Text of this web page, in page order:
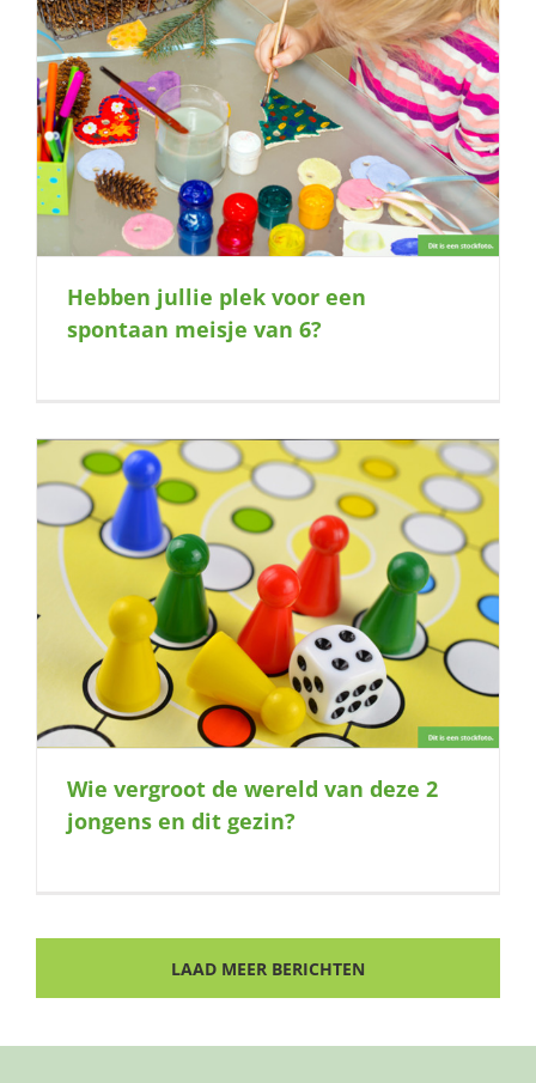
Hebben jullie plek voor een
spontaan meisje van 6?
Wie vergroot de wereld van deze 2
jongens en dit gezin?
LAAD MEER BERICHTEN